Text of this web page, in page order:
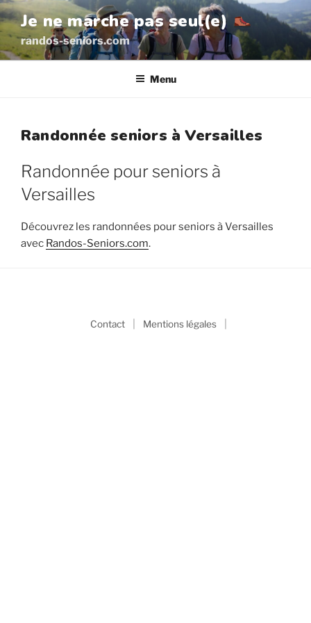
Aller
au
contenu
principal
Je ne marche pas seul(e)
randos-seniors.com
Menu
Randonnée seniors à Versailles
Randonnée pour seniors à
Versailles
Découvrez les randonnées pour seniors à Versailles
avec Randos-Seniors.com.
Contact Mentions légales